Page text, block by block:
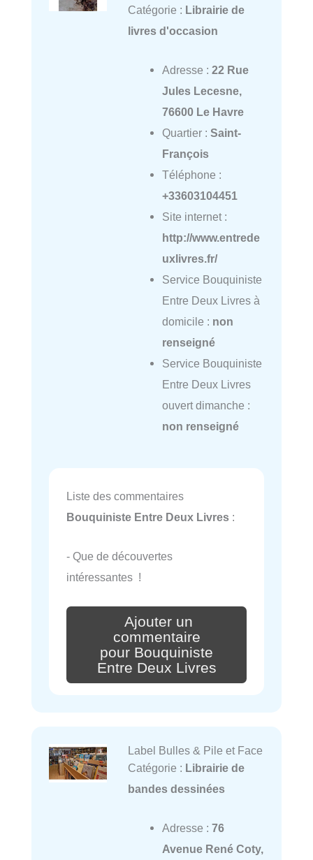
Catégorie : Librairie de
livres d'occasion
Adresse : 22 Rue
Jules Lecesne,
76600 Le Havre
Quartier : Saint-
François
Téléphone :
+33603104451
Site internet :
http://www.entrede
uxlivres.fr/
Service Bouquiniste
Entre Deux Livres à
domicile : non
renseigné
Service Bouquiniste
Entre Deux Livres
ouvert dimanche :
non renseigné
Liste des commentaires
Bouquiniste Entre Deux Livres :
- Que de découvertes
intéressantes !
Ajouter un
commentaire
pour Bouquiniste
Entre Deux Livres
Label Bulles & Pile et Face
Catégorie : Librairie de
bandes dessinées
Adresse : 76
Avenue René Coty,